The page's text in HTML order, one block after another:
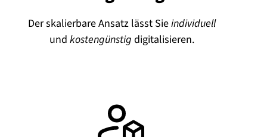
Der skalierbare Ansatz lässt Sieindividuell
und kostengünstig digitalisieren.